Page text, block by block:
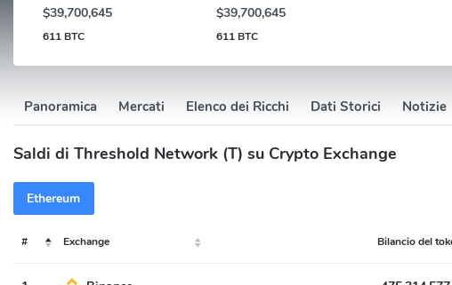
$39,700,645
611 BTC
$39,700,645
611 BTC
Panoramica Mercati Elenco dei Ricchi Dati Storici Notizie
Saldi di Threshold Network (T) su Crypto Exchange
Ethereum
# Exchange Bilancio del